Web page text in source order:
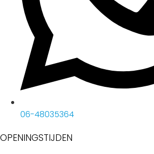
06-48035364
OPENINGSTIJDEN